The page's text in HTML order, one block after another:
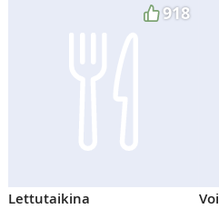
918
Lettutaikina